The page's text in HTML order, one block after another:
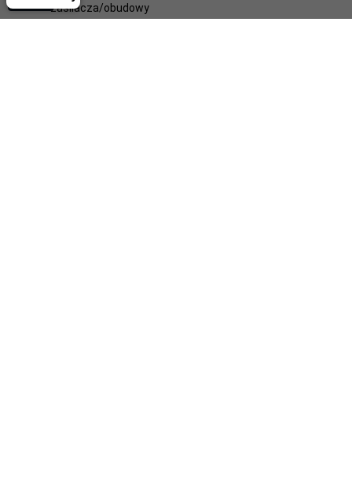
zasilacza/obudowy
Genesis Oxal 120 czarny